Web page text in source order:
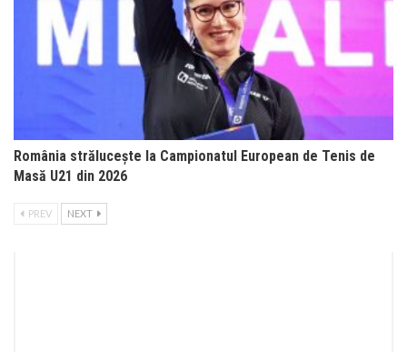
România strălucește la Campionatul European de Tenis de
Masă U21 din 2026
PREV NEXT